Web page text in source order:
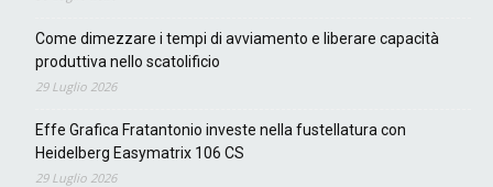
Come dimezzare i tempi di avviamento e liberare capacità
produttiva nello scatolificio
29 Luglio 2026
Effe Grafica Fratantonio investe nella fustellatura con
Heidelberg Easymatrix 106 CS
29 Luglio 2026